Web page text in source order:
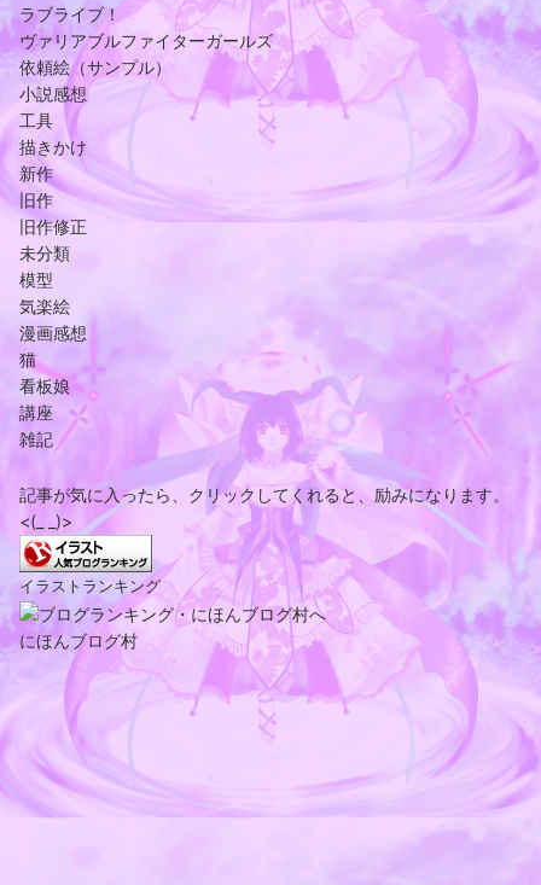
ラブライブ！
ヴァリアブルファイターガールズ
依頼絵（サンプル）
小説感想
工具
描きかけ
新作
旧作
旧作修正
未分類
模型
気楽絵
漫画感想
猫
看板娘
講座
雑記
記事が気に入ったら、クリックしてくれると、励みになります。
<(_ _)>
イラストランキング
にほんブログ村